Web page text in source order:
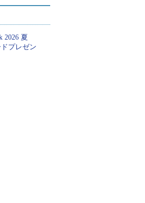
2026 夏
ドプレゼン